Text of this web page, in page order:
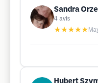
Sandra
4 avis
★★★★★
Hubert